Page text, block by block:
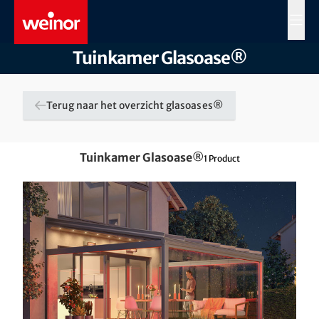
Skip to main content
Tuinkamer Glasoase®
Terug naar het overzicht glasoases®
Tuinkamer Glasoase®1 Product